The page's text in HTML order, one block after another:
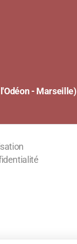
- Marseille)